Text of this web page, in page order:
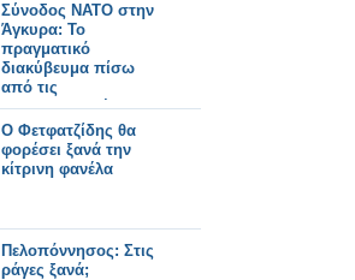
Σύνοδος ΝΑΤΟ στην
Άγκυρα: Το
πραγματικό
διακύβευμα πίσω
από τις
επικοινωνιακές
κορώνες και ο ρόλος
της Ελλάδας
Ο Φετφατζίδης θα
φορέσει ξανά την
κίτρινη φανέλα
Πελοπόννησος: Στις
ράγες ξανά;